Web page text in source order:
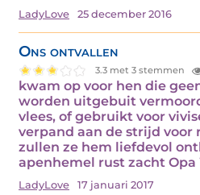
LadyLove 25 december 2016
Ons ontvallen
3.3 met 3 stemmen
kwam op voor hen die
worden uitgebuit
vlees, of gebruikt voor
verpand aan de strijd
zullen ze hem liefdevol
apenhemel rust zacht
LadyLove 17 januari 2017